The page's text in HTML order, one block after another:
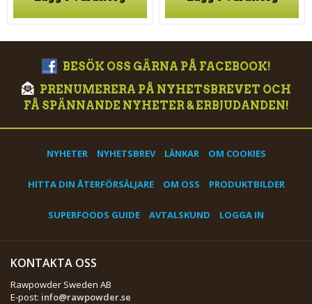
BESÖK OSS GÄRNA PÅ FACEBOOK!
PRENUMERERA PÅ NYHETSBREVET OCH
FÅ SPÄNNANDE NYHETER & ERBJUDANDEN!
NYHETER NYHETSBREV LÄNKAR OM COOKIES
HITTA DIN ÅTERFÖRSÄLJARE OM OSS PRODUKTBILDER
SUPERFOODS GUIDE AVTALSKUND LOGGA IN
KONTAKTA OSS
Rawpowder Sweden AB
E-post: info@rawpowder.se